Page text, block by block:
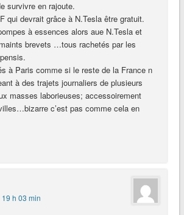
survivre en rajoute.
qui devrait grâce à N.Tesla être gratuit.
à essences alors aue N.Tesla et
brevets …tous rachetés par les
à Paris comme si le reste de la France n
à des trajets journaliers de plusieurs
masses laborieuses; accessoirement
c’est pas comme cela en
h 03 min